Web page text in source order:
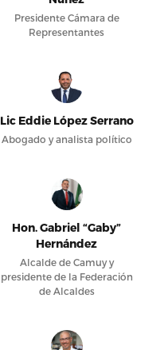
Presidente Cámara de
Representantes
Lic Eddie López Serrano
Abogado y analista político
Hon. Gabriel “Gaby”
Hernández
Alcalde de Camuy y
presidente de la Federación
de Alcaldes